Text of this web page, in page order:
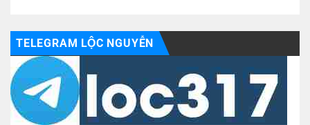
TELEGRAM LỘC NGUYỄN